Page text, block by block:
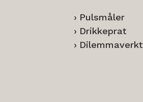
Pulsmåler
Drikkeprat